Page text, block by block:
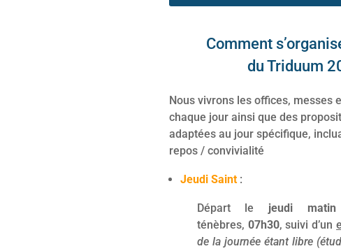
Comment
du Triduum
Nous vivrons les offices, messes
chaque jour ainsi que des
adaptées au jour spécifique,
repos / convivialité
Jeudi Saint:
Départ le jeudi matin
ténèbres, 07h30, suivi d’un
de la journée étant libre